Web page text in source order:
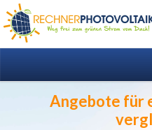
Angebote für